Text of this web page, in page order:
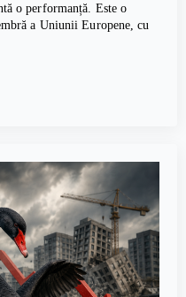
o performanță. Este o
a Uniunii Europene, cu